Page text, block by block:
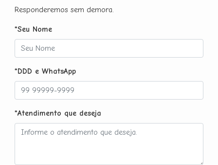
Responderemos sem demora.
*Seu Nome
*DDD e WhatsApp
*Atendimento que deseja